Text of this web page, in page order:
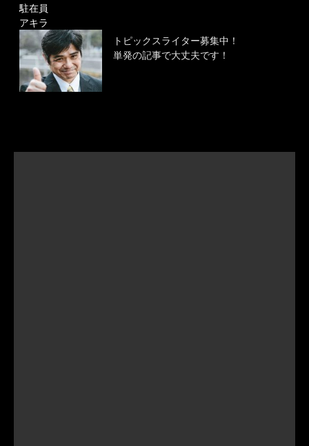
駐在員
アキラ
トピックスライター募集中！
単発の記事で大丈夫です！